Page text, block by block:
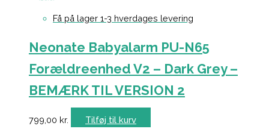
Få på lager 1-3 hverdages levering
Neonate Babyalarm PU-N65
Forældreenhed V2 – Dark Grey –
BEMÆRK TIL VERSION 2
799,00 kr. Tilføj til kurv